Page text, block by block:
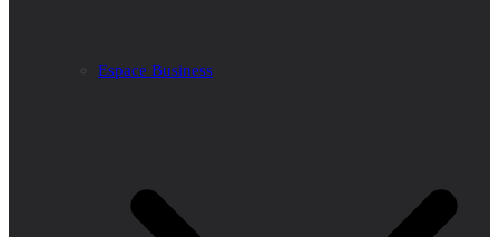
Espace Business